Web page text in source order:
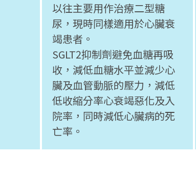
以往主要用作治療二型糖
尿，現時同樣適用於心臟衰
竭患者。
SGLT2抑制劑避免血糖再吸
收，減低血糖水平並減少心
臟及血管動脈的壓力，減低
低收縮分率心衰竭惡化及入
院率，同時減低心臟病的死
亡率。